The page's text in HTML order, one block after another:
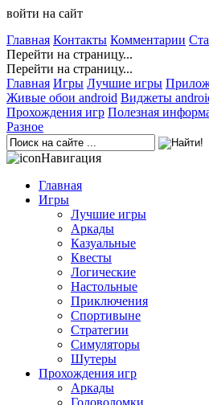
войти на сайт
Главная Контакты Комментарии
Перейти на страницу...
Перейти на страницу...
Главная Игры Лучшие игры
Живые обои android Виджеты
Прохождения игр Полезная
Разное
Навигация
Главная
Игры
Лучшие игры
Аркады
Казуальные
Квесты
Логические
Настольные
Приключения
Спортивыне
Стратегии
Симуляторы
Шутеры
Прохождения игр
Аркады
Головоломки